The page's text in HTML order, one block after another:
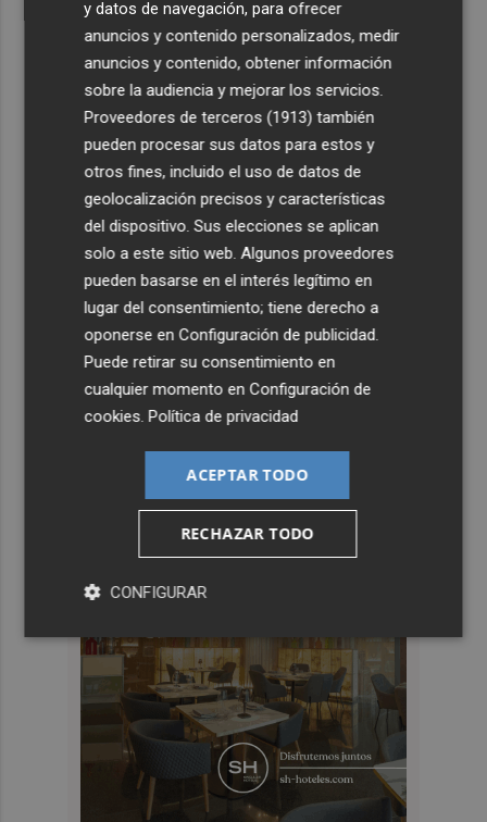
y datos de navegación, para ofrecer
anuncios y contenido personalizados, medir
anuncios y contenido, obtener información
sobre la audiencia y mejorar los servicios.
Proveedores de terceros (1913) también
pueden procesar sus datos para estos y
otros fines, incluido el uso de datos de
geolocalización precisos y características
del dispositivo. Sus elecciones se aplican
solo a este sitio web. Algunos proveedores
pueden basarse en el interés legítimo en
lugar del consentimiento; tiene derecho a
oponerse enConfiguración de publicidad
Puede retirar su consentimiento en
cualquier momento enConfiguración de
cookies .Política de privacidad
ACEPTAR TODO
RECHAZAR TODO
CONFIGURAR